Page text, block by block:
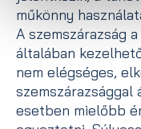
műkönny
A szemszárazság
általában
nem elégséges,
szemszárazsággal
esetben mielőbb